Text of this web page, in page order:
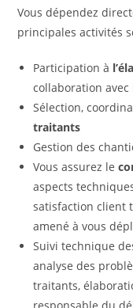
Vous dépendez
principales activités
Participation à
collaboration
Sélection,
traitants
Gestion des
Vous assurez le
aspects
satisfaction client
amené à vous
Suivi technique
analyse des
traitants,